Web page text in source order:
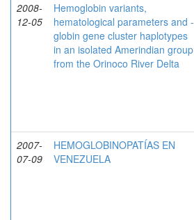
2008-
12-05
Hemoglobin variants,
hematological parameters and -
globin gene cluster haplotypes
in an isolated Amerindian group
from the Orinoco River Delta
2007-
07-09
HEMOGLOBINOPATÍAS EN
VENEZUELA